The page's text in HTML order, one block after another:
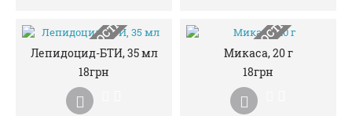
НЕМАЄ В НАЯВНОСТІ
Лепидоцид-БТИ, 35 мл
18грн
НЕМАЄ В НАЯВНОСТІ
Микаса, 20 г
18грн